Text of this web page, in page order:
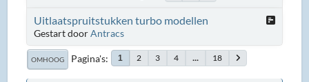
Uitlaatspruitstukken turbo modellen
Gestart doorAntracs
OMHOOG Pagina's 1 2 3 4 ... 18